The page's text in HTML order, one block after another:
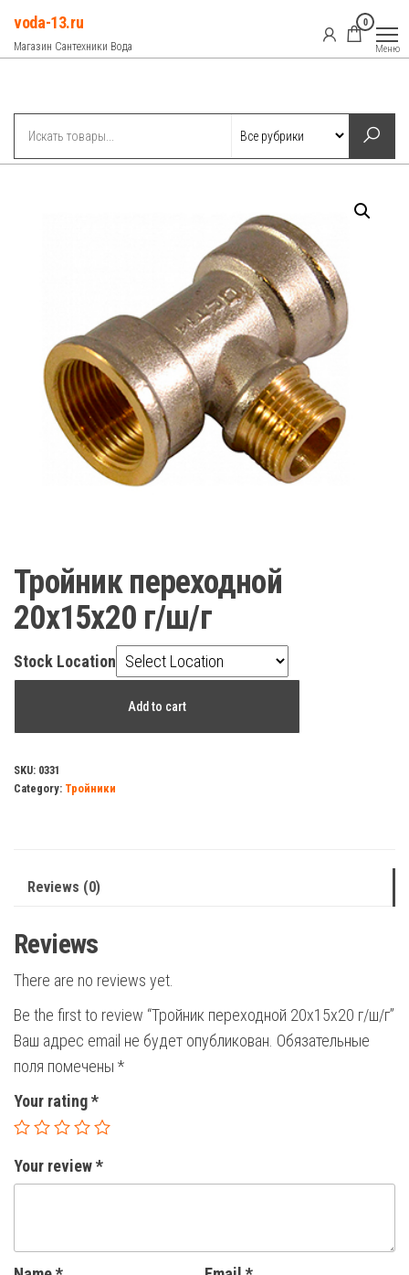
Перейти
содержимому
voda-13.ru
Магазин Сантехники Вода
0
Меню
Тройник переходной
20х15х20 г/ш/г
Stock Location
г/
ш/
Add to cart
SKU: 0331
Category: Тройники
Reviews (0)
Reviews
There are no reviews yet.
Be the first to review “Тройник переходной 20х15х20 г/ш/г”
Ваш адрес email не будет опубликован. Обязательные
поля помечены *
Your rating*
Your review*